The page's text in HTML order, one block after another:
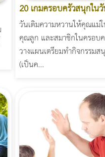
20 เกมครอบครัวสนุกใ
วันเติมความหวานให้คุณแ
คุณลูก และสมาชิกในครอบ
วางแผนเตรียมทำกิจกรรม
(เป็นค...